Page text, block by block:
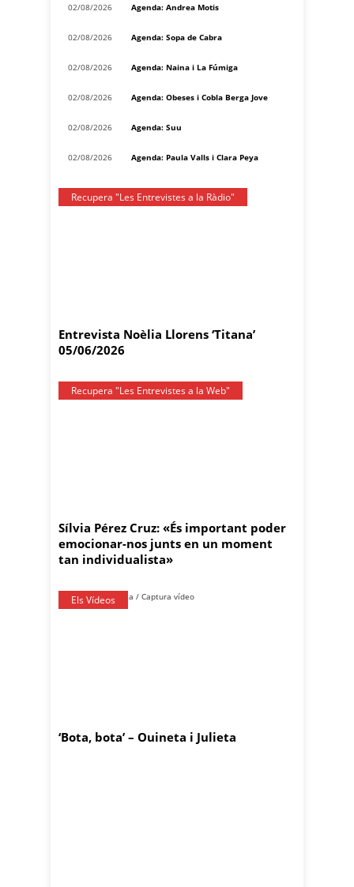
02/08/2026 Agenda: Andrea Motis
02/08/2026 Agenda: Sopa de Cabra
02/08/2026 Agenda: Naina i La Fúmiga
02/08/2026 Agenda: Obeses i Cobla Berga Jove
02/08/2026 Agenda: Suu
02/08/2026 Agenda: Paula Valls i Clara Peya
Recupera "Les Entrevistes a la Ràdio"
Entrevista Noèlia Llorens ‘Titana’
05/06/2026
Recupera "Les Entrevistes a la Web"
Sílvia Pérez Cruz: «És important poder
emocionar-nos junts en un moment
tan individualista»
Els Vídeos
‘Bota, bota’ – Ouineta i Julieta